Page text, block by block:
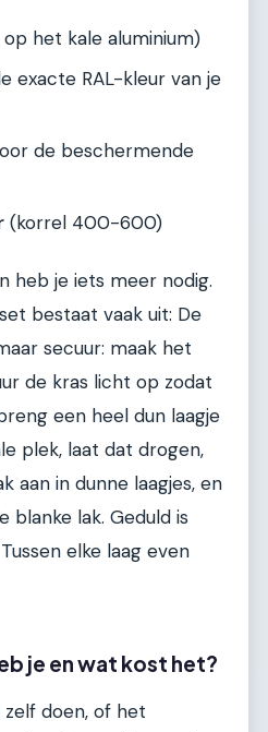
het kale aluminium)
exacte RAL-kleur van je
de beschermende
(korrel 400-600)
heb je iets meer nodig.
bestaat vaak uit: De
secuur: maak het
de kras licht op zodat
een heel dun laagje
plek, laat dat drogen,
aan in dunne laagjes, en
blanke lak. Geduld is
elke laag even
je en wat kost het?
doen, of het